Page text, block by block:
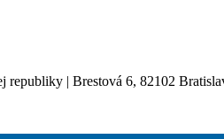
republiky | Brestová 6, 82102